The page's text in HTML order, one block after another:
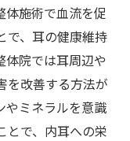
体施術で血流を促
で、耳の健康維持
体院では耳周辺や
を改善する方法が
やミネラルを意識
とで、内耳への栄